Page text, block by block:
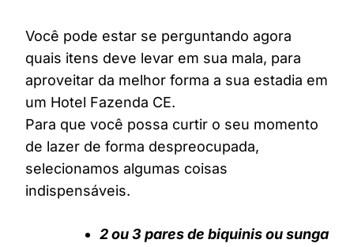
Você pode estar se perguntando agora
quais itens deve levar em sua mala, para
aproveitar da melhor forma a sua estadia em
um Hotel Fazenda CE.
Para que você possa curtir o seu momento
de lazer de forma despreocupada,
selecionamos algumas coisas
indispensáveis.
2 ou 3 pares de biquinis ou sunga